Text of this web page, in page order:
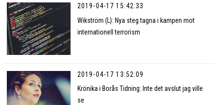
2019-04-17 15:42:33
Wikström (L): Nya steg tagna i kampen mot
internationell terrorism
2019-04-17 13:52:09
Krönika i Borås Tidning: Inte det avslut jag ville
se